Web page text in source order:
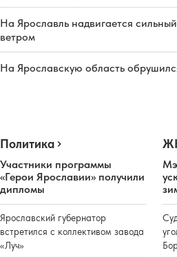
На Ярославль надвигается
ветром
На Ярославскую область
Политика
Участники программы
«Герои Ярославии» получили
дипломы
Ярославский губернатор
встретился с коллективом завода
«Луч»